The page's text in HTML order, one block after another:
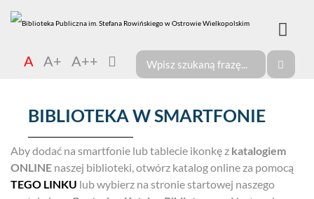
A A+ A++
BIBLIOTEKA W SMARTFONIE
Aby dodać na smartfonie lub tablecie ikonkę z katalogiem
ONLINE naszej biblioteki, otwórz katalog online za pomocą
TEGO LINKU lub wybierz na stronie startowej naszego